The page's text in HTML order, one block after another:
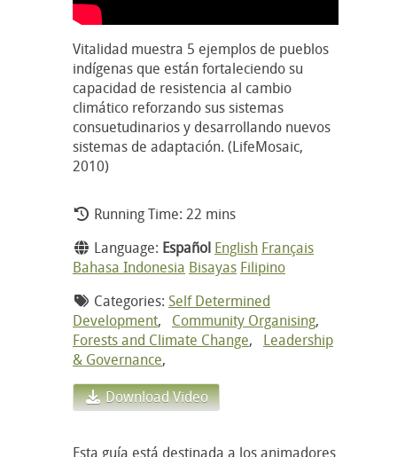
Vitalidad muestra 5 ejemplos de pueblos
indígenas que están fortaleciendo su
capacidad de resistencia al cambio
climático reforzando sus sistemas
consuetudinarios y desarrollando nuevos
sistemas de adaptación. (LifeMosaic,
2010)
Running Time: 22 mins
Language: Español English Français
Bahasa Indonesia Bisayas Filipino
Categories: Self Determined
Development, Community Organising,
Forests and Climate Change, Leadership
& Governance,
Download Video
Esta guía está destinada a los animadores